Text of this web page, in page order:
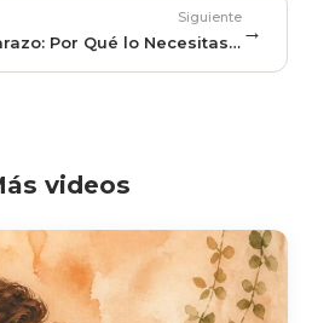
Siguiente
Por Qué lo Necesitas y
Cómo Evitar la Anemia
→
videos